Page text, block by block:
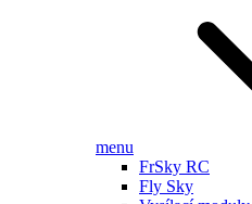
menu
FrSky RC
Fly Sky